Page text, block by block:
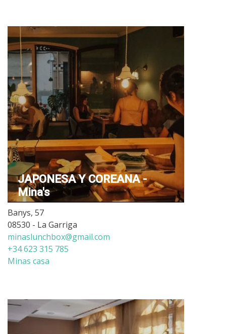
JAPONESA Y COREANA -
Mina's
Banys, 57
08530 - La Garriga
minaslunchbox@gmail.com
+34 623 315 785
Minas casa